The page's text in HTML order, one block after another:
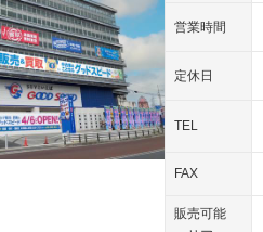
－ ウォークスルー
－ シートエアコン
－ エアサスペンション
営業時間
定休日
TEL
FAX
販売可能